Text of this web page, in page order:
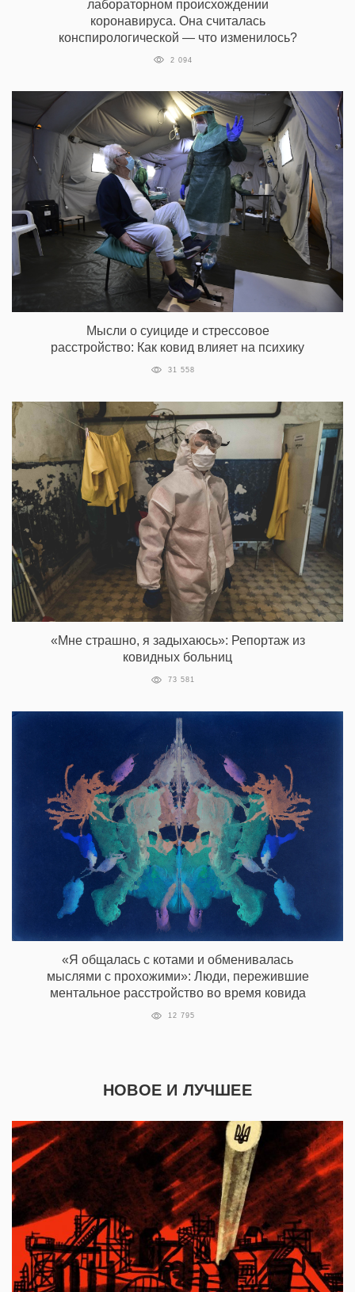
лабораторном происхождении
коронавируса. Она считалась
конспирологической — что изменилось?
2 094
Мысли о суициде и стрессовое
расстройство: Как ковид влияет на психику
31 558
«Мне страшно, я задыхаюсь»: Репортаж из
ковидных больниц
73 581
«Я общалась с котами и обменивалась
мыслями с прохожими»: Люди, пережившие
ментальное расстройство во время ковида
12 795
НОВОЕ И ЛУЧШЕЕ